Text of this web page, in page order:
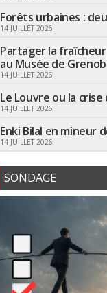
Forêts urbaines :
14 JUILLET 2026
Partager la
au Musée de
14 JUILLET 2026
Le Louvre ou la
14 JUILLET 2026
Enki Bilal en mineur
14 JUILLET 2026
SONDAGE